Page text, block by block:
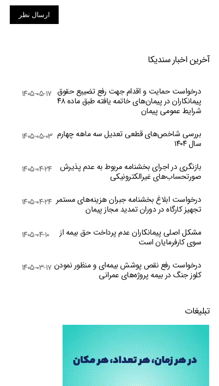
ارسال نظر
آخرین اخبار سندیکا
درخواست حمایت و اقدام جهت رفع تضییع حقوق
پیمانکاران در پیمان‌های خاتمه یافته طبق ماده ۴۸
شرایط عمومی پیمان
۱۴۰۵-۰۵-۱۷
بررسی شاخص‌های قطعی تعدیل سه ماهه چهارم
سال ۱۴۰۴
۱۴۰۵-۰۵-۰۳
بازنگری در اجرای بخشنامه مربوط به عدم پذیرش
صورتحساب‌های غیرالکترونیکی
۱۴۰۵-۰۴-۲۴
درخواست ابلاغ بخشنامه جبران هزینه‌های مستمر
تجهیز کارگاه در دوران تمدید مجاز پیمان
۱۴۰۵-۰۴-۲۴
مشکل اصلی پیمانکاران عدم پرداخت حق بیمه از
سوی کارفرمایان است
۱۴۰۵-۰۴-۱۰
درخواست رفع نقص پوشش بیمه‌ای و منظور نمودن
کلوز جنگ در بیمه پروژه‌های عمرانی
۱۴۰۵-۰۳-۱۷
تبلیغات